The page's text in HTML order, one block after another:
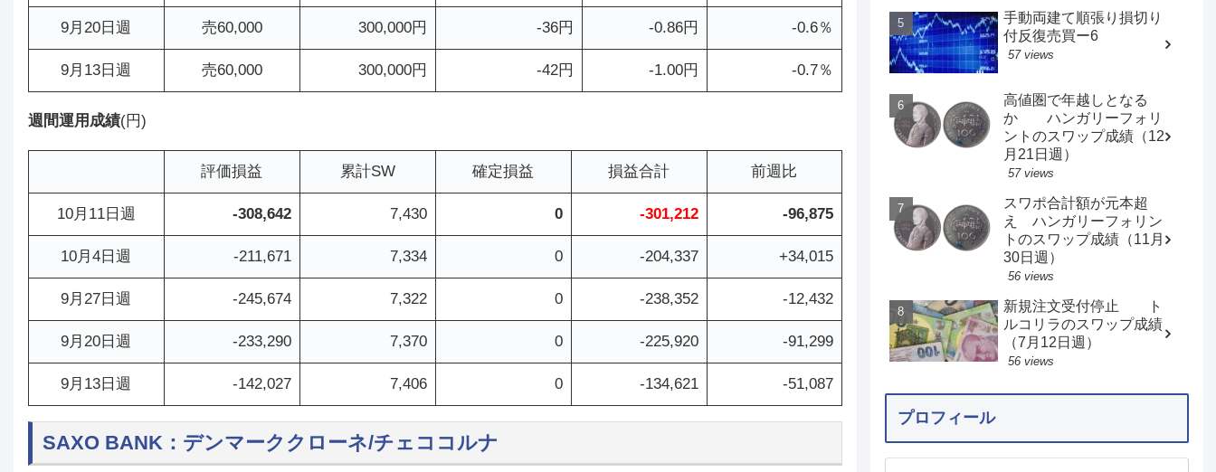
9月20日週 売60,000 300,000円 -36円 -0.86円 -0.6％
9月13日週 売60,000 300,000円 -42円 -1.00円 -0.7％
週間運用成績(円)
評価損益 累計SW 確定損益 損益合計 前週比
10月11日週 -308,642 7,430 0 -301,212 -96,875
10月4日週 -211,671 7,334 0 -204,337 +34,015
9月27日週 -245,674 7,322 0 -238,352 -12,432
9月20日週 -233,290 7,370 0 -225,920 -91,299
9月13日週 -142,027 7,406 0 -134,621 -51,087
SAXO BANK：デンマーククローネ/チェココルナ
手動両建て順張り損切り
付反復売買ー6
57 views
高値圏で年越しとなる
か ハンガリーフォリ
ントのスワップ成績（12
月21日週）
57 views
スワポ合計額が元本超
え ハンガリーフォリン
トのスワップ成績（11月
30日週）
56 views
新規注文受付停止 ト
ルコリラのスワップ成績
（7月12日週）
56 views
プロフィール